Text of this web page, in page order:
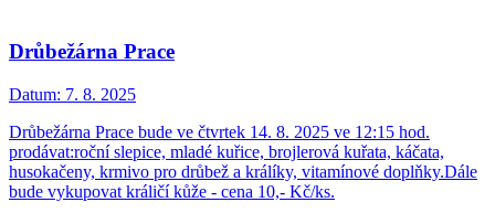
Drůbežárna Prace
Datum: 7. 8. 2025
Drůbežárna Prace bude ve čtvrtek 14. 8. 2025 ve 12:15 hod.
prodávat:roční slepice, mladé kuřice, brojlerová kuřata, káčata,
husokačeny, krmivo pro drůbež a králíky, vitamínové doplňky.Dále
bude vykupovat králičí kůže - cena 10,- Kč/ks.